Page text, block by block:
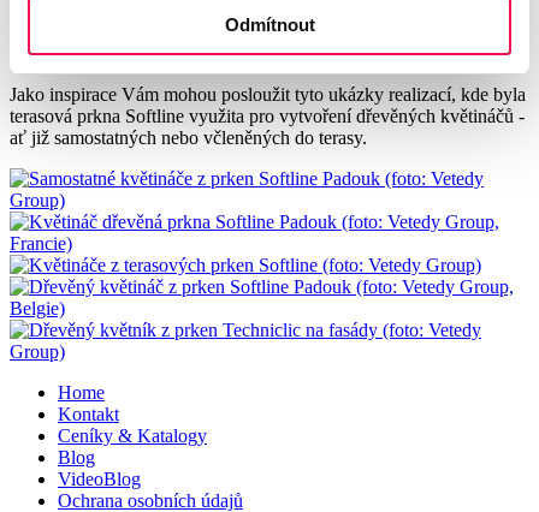
Odmítnout
využijte je pro obložení dřevěných květníků. Nebo si
květináčezačleňte přímo do terasy!
Jako inspirace Vám mohou posloužit tyto ukázky realizací, kde byla
terasová prkna Softline využita pro vytvoření dřevěných květináčů -
ať již samostatných nebo včleněných do terasy.
Home
Kontakt
Ceníky & Katalogy
Blog
VideoBlog
Ochrana osobních údajů